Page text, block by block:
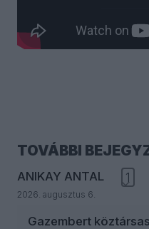
Bejelentkezés
TOVÁBBI
ANIKAY ANTAL
2026. augusztus 6.
1
Gazembert